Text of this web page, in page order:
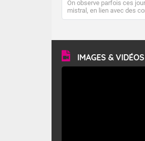
On observe parfois ces
mistral, en lien avec des
forêt. Mais qu'est-ce que
vitesse moyenne de 50
en rafales, parfois
du Rhône et la Provence et
méditerranéen à partir de la
IMAGES & VIDÉOS